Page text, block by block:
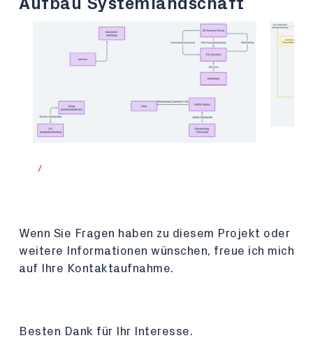
Aufbau Systemlandschaft
/
Wenn Sie Fragen haben zu diesem Projekt oder
weitere Informationen wünschen, freue ich mich
auf Ihre Kontaktaufnahme.
Besten Dank für Ihr Interesse.